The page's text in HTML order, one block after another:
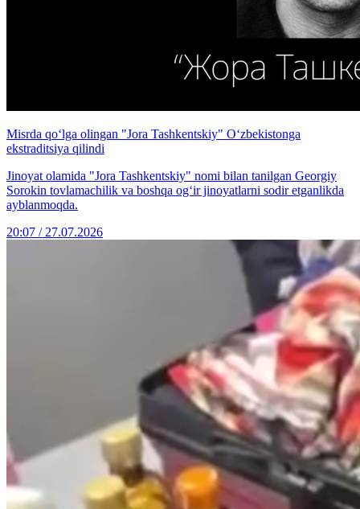
Misrda qo‘lga olingan "Jora Tashkentskiy" O‘zbekistonga
ekstraditsiya qilindi
Jinoyat olamida "Jora Tashkentskiy" nomi bilan tanilgan Georgiy
Sorokin tovlamachilik va boshqa og‘ir jinoyatlarni sodir etganlikda
ayblanmoqda.
20:07 / 27.07.2026